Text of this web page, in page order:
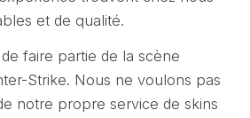
et de qualité.
faire partie de la scène
Strike. Nous ne voulons pas
notre propre service de skins